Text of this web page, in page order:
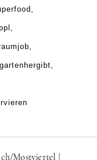
Mostviertel |